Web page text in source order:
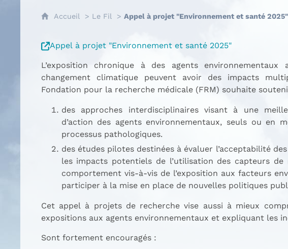
Accueil Le Fil Appel à projet "Environnement et santé 2025"
Appel à projet "Environnement et santé 2025"
L’exposition chronique à des agents
changement climatique peuvent avoir des impacts
Fondation pour la recherche médicale (FRM) souhaite
des approches interdisciplinaires visant à une
d’action des agents environnementaux, seuls ou en
processus pathologiques.
des études pilotes destinées à évaluer l’acceptabilité
les impacts potentiels de l’utilisation des capteurs
comportement vis-à-vis de l’exposition aux facteurs
participer à la mise en place de nouvelles politiques
Cet appel à projets de recherche vise aussi à mieux
expositions aux agents environnementaux et expliquant les
Sont fortement encouragés :